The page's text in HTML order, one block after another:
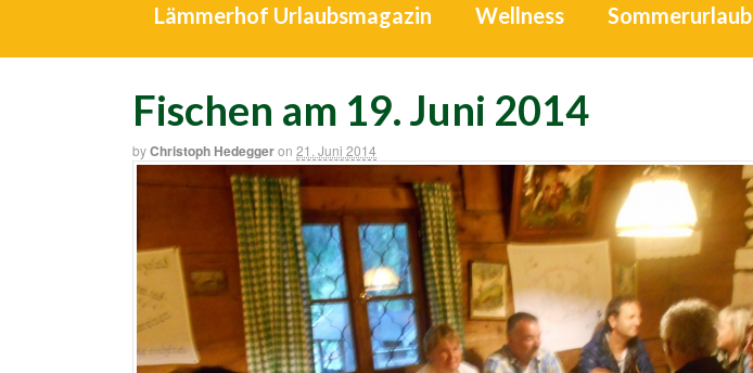
Lämmerhof Urlaubsmagazin Wellness Sommerurlaub
Fischen am 19. Juni 2014
byChristoph Hedeggeron 21. Juni 2014